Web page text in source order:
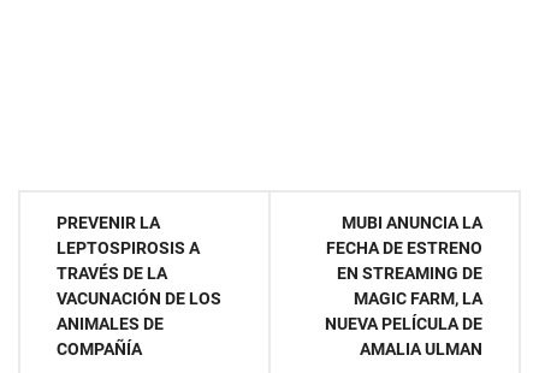
Navegación
entradas
PREVENIR LA
LEPTOSPIROSIS A
TRAVÉS DE LA
VACUNACIÓN DE LOS
ANIMALES DE
COMPAÑÍA
MUBI ANUNCIA LA
FECHA DE ESTRENO
EN STREAMING DE
MAGIC FARM, LA
NUEVA PELÍCULA DE
AMALIA ULMAN